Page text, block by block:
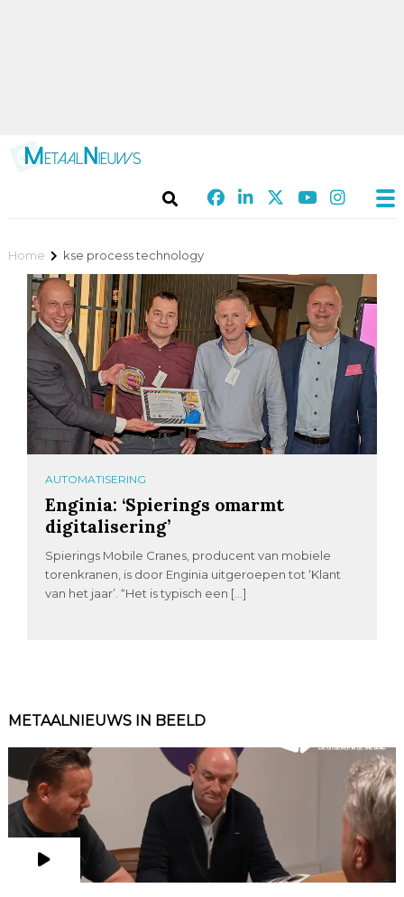
Home kse process technology
AUTOMATISERING
Enginia: ‘Spierings omarmt
digitalisering’
Spierings Mobile Cranes, producent van mobiele
torenkranen, is door Enginia uitgeroepen tot ‘Klant
van het jaar’. “Het is typisch een […]
METAALNIEUWS IN BEELD